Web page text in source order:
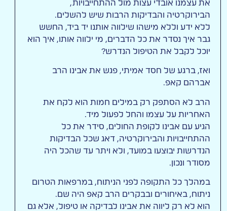
את עצמנו אובדי עצות מול ההתחייבויות,
הבירוקרטיה והבדיקות הרבות שיש להשלים.
ללא ידע וללא מישהו שילווה אותנו יד ביד, החשש
גבר איך נסדר את כל הדברים, מי ילווה אותו, איך הוא
יוכל לקבל את הטיפול הנדרש?
ואז, ברגע של חסד אמיתי, פגש את אבינו הרב
אברהם קאפ.
הרב לא הסתפק רק במילים חמות הוא לקח את
האחריות על עצמו והחל לפעול מיד.
הגיע עם אבינו לקופת החולים, סידר את כל
ההתחייבויות והבירוקרטיה, דאג שכל הבדיקות
הנדרשות יבוצעו במועד, ולא ויתר עד שהכל היה
מסודר ונכון.
במהלך כל התקופה לפני הניתוח, במרפאות הטרום
ניתוח, באיחורים ובבקרים הרב קאפ היה שם.
הוא לא רק ליווה את אבינו לבדיקה או טיפול, אלא גם